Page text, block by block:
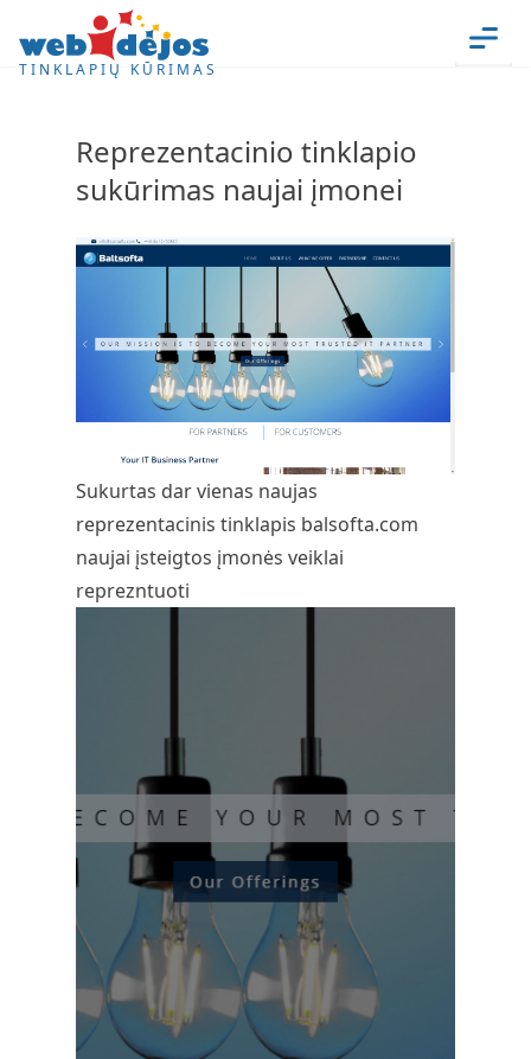
Skip to content
TINKLAPIŲ KŪRIMAS
Reprezentacinio tinklapio
sukūrimas naujai įmonei
Sukurtas dar vienas naujas
reprezentacinis tinklapis balsofta.com
naujai įsteigtos įmonės veiklai
reprezntuoti